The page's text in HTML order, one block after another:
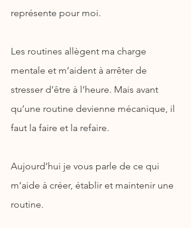
représente pour moi.
Les routines allègent ma charge
mentale et m’aident à arrêter de
stresser d’être à l’heure. Mais avant
qu’une routine devienne mécanique, il
faut la faire et la refaire.
Aujourd’hui je vous parle de ce qui
m’aide à créer, établir et maintenir une
routine.